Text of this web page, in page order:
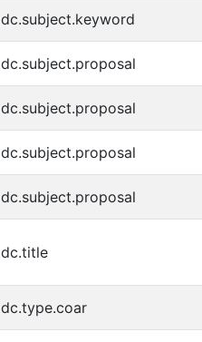
dc.subject.keyword
dc.subject.proposal
dc.subject.proposal
dc.subject.proposal
dc.subject.proposal
dc.title
dc.type.coar